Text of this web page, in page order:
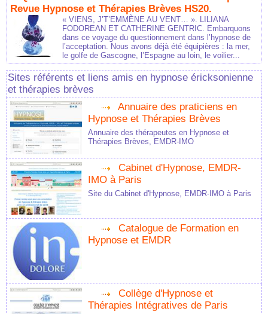
Revue Hypnose et Thérapies Brèves HS20.
« VIENS, J’T’EMMÈNE AU VENT… ». LILIANA
FODOREAN ET CATHERINE GENTRIC. Embarquons
dans ce voyage du questionnement dans l’hypnose de
l’acceptation. Nous avons déjà été équipières : la mer,
le golfe de Gascogne, l’Espagne au loin, le voilier...
Sites référents et liens amis en hypnose éricksonienne
et thérapies brèves
Annuaire des praticiens en
Hypnose et Thérapies Brèves
Annuaire des thérapeutes en Hypnose et
Thérapies Brèves, EMDR-IMO
Cabinet d'Hypnose, EMDR-
IMO à Paris
Site du Cabinet d'Hypnose, EMDR-IMO à Paris
Catalogue de Formation en
Hypnose et EMDR
Collège d'Hypnose et
Thérapies Intégratives de Paris